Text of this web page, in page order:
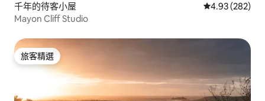
千年的待客小屋 從 282 則評價
4.93 (282)
Mayon Cliff Studio
旅客精選
旅客精選